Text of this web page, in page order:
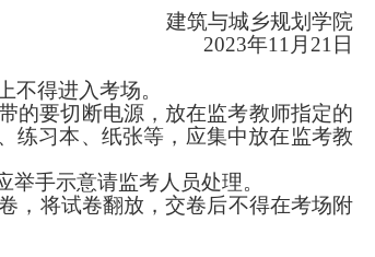
建筑与城乡规划学院
2023年11月 21 日
不得进入考场。
的要切断电源，放在监考教师指定的
练习本、纸张等，应集中放在监考教
手示意请监考人员处理。
，将试卷翻放，交卷后不得在考场附